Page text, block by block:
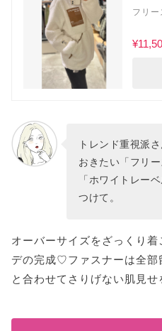
フリー
トレンド重視派
おきたい「フリ
「ホワイトレー
つけて。
オーバーサイズをざっくり
デの完成♡ファスナーは全部
と合わせてさりげない肌見